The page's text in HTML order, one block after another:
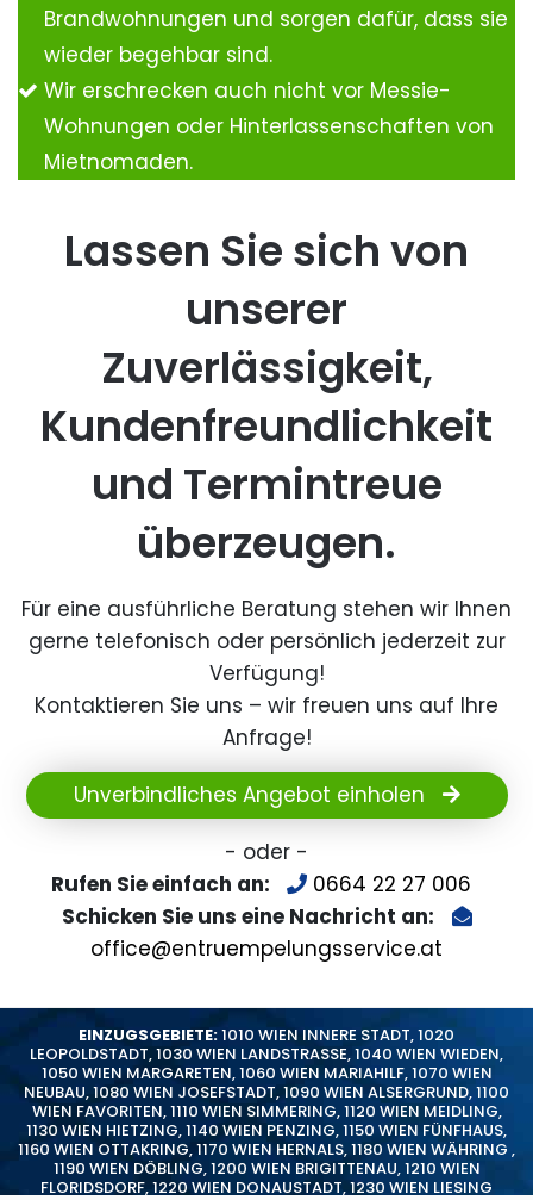
Brandwohnungen und sorgen dafür, dass sie
wieder begehbar sind.
Wir erschrecken auch nicht vor Messie-
Wohnungen oder Hinterlassenschaften von
Mietnomaden.
Lassen Sie sich von
unserer
Zuverlässigkeit,
Kundenfreundlichkeit
und Termintreue
überzeugen.
Für eine ausführliche Beratung stehen wir Ihnen
gerne telefonisch oder persönlich jederzeit zur
Verfügung!
Kontaktieren Sie uns – wir freuen uns auf Ihre
Anfrage!
Unverbindliches Angebot einholen
- oder -
Rufen Sie einfach an:
0664 22 27 006
Schicken Sie uns eine Nachricht an:
office@entruempelungsservice.at
EINZUGSGEBIETE:1010 WIEN INNERE STADT,1020
LEOPOLDSTADT,1030 WIEN LANDSTRASSE,1040 WIEN WIEDEN,
1050 WIEN MARGARETEN,1060 WIEN MARIAHILF,1070 WIEN
NEUBAU,1080 WIEN JOSEFSTADT,1090 WIEN ALSERGRUND,1100
WIEN FAVORITEN,1110 WIEN SIMMERING,1120 WIEN MEIDLING,
1130 WIEN HIETZING,1140 WIEN PENZING,1150 WIEN FÜNFHAUS,
1160 WIEN OTTAKRING,1170 WIEN HERNALS,1180 WIEN WÄHRING ,
1190 WIEN DÖBLING,1200 WIEN BRIGITTENAU,1210 WIEN
FLORIDSDORF,1220 WIEN DONAUSTADT,1230 WIEN LIESING